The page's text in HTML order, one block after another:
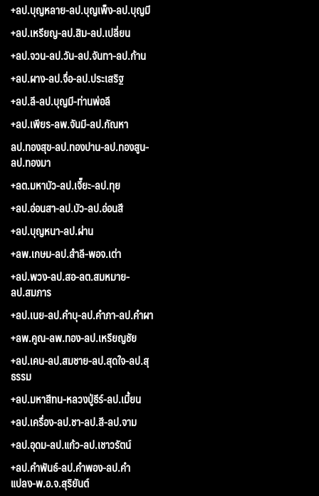
+ลป.บุญหลาย-ลป.บุญเพ็ง-ลป.บุญมี
+ลป.เหรียญ-ลป.สิม-ลป.เปลี่ยน
+ลป.จวน-ลป.วัน-ลป.จันทา-ลป.ก้าน
+ลป.ผาง-ลป.จื่อ-ลป.ประเสริฐ
+ลป.ลี-ลป.บุญมี-ท่านพ่อลี
+ลป.เพียร-ลพ.จันมี-ลป.กัณหา
ลป.ทองสุข-ลป.ทองปาน-ลป.ทองสูน-
ลป.ทองมา
+ลต.มหาบัว-ลป.เจี๊ยะ-ลป.ทุย
+ลป.อ่อนสา-ลป.บัว-ลป.อ่อนสี
+ลป.บุญหนา-ลป.ผ่าน
+ลพ.เกษม-ลป.สำลี-พอจ.เต่า
+ลป.พวง-ลป.สอ-ลต.สมหมาย-
ลป.สมภาร
+ลป.เนย-ลป.คำบุ-ลป.คำภา-ลป.คำผา
+ลพ.คูณ-ลพ.ทอง-ลป.เหรียญชัย
+ลป.เคน-ลป.สมชาย-ลป.สุดใจ-ลป.สุ
ธรรม
+ลป.มหาสีทน-หลวงปู่ธีร์-ลป.เมี้ยน
+ลป.เครื่อง-ลป.ชา-ลป.สี-ลป.จาม
+ลป.อุดม-ลป.แก้ว-ลป.เชาวรัตน์
+ลป.คำพันธ์-ลป.คำพอง-ลป.คำ
แปลง-พ.อ.จ.สุริยันต์